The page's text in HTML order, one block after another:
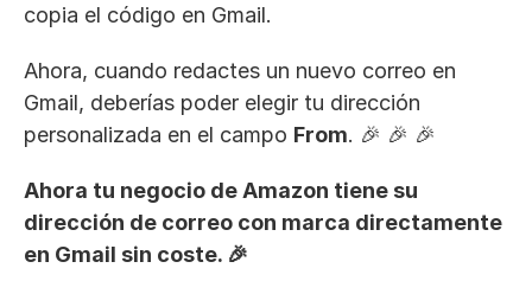
copia el código en Gmail.
Ahora, cuando redactes un nuevo correo en
Gmail, deberías poder elegir tu dirección
personalizada en el campo From. 🎉 🎉 🎉
Ahora tu negocio de Amazon tiene su
dirección de correo con marca directamente
en Gmail sin coste. 🎉